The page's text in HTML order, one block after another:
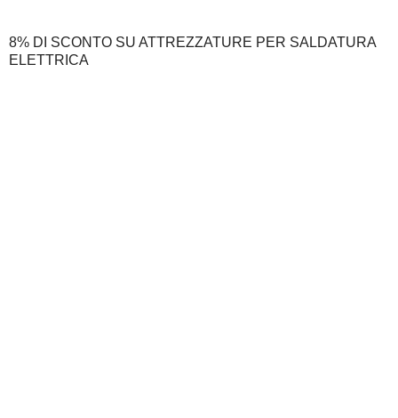
8% DI SCONTO SU ATTREZZATURE PER SALDATURA
ELETTRICA